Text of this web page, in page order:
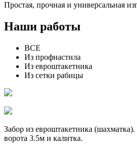
Простая, прочная и универсальная
Наши работы
ВСЕ
Из профнастила
Из евроштакетника
Из сетки рабицы
Забор из евроштакетника
ворота 3.5м и калитка.